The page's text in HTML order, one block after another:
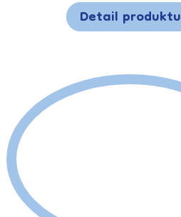
Detail produktu